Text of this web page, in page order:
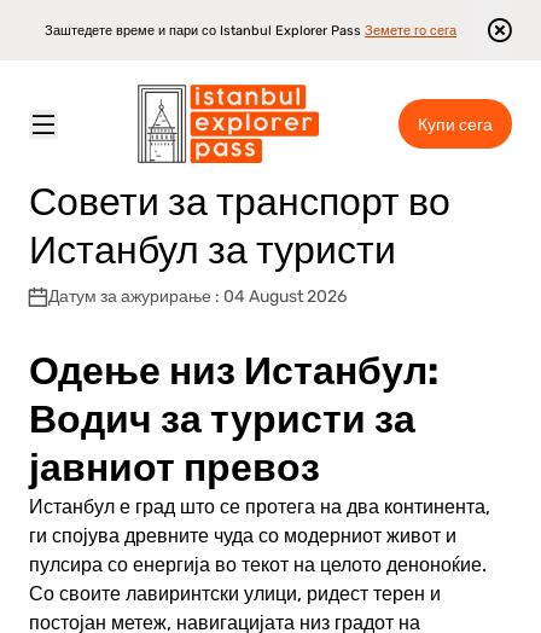
Заштедете време и пари со Istanbul Explorer Pass Земете го сега
Купи сега
Istanbul Explorer Pass \ Блог \ Совети за транспорт во Истанбул за туристи
Совети за транспорт во
Истанбул за туристи
Датум за ажурирање : 04 August 2026
Одење низ Истанбул:
Водич за туристи за
јавниот превоз
Истанбул е град што се протега на два континента,
ги спојува древните чуда со модерниот живот и
пулсира со енергија во текот на целото деноноќие.
Со своите лавиринтски улици, ридест терен и
постојан метеж, навигацијата низ градот на